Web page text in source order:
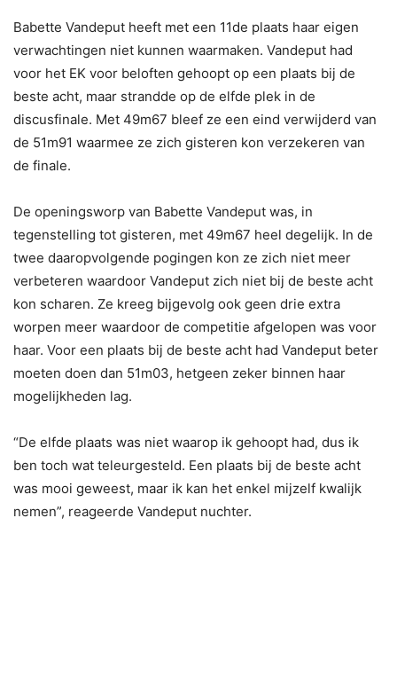
Babette Vandeput heeft met een 11de plaats haar eigen
verwachtingen niet kunnen waarmaken. Vandeput had
voor het EK voor beloften gehoopt op een plaats bij de
beste acht, maar strandde op de elfde plek in de
discusfinale. Met 49m67 bleef ze een eind verwijderd van
de 51m91 waarmee ze zich gisteren kon verzekeren van
de finale.
De openingsworp van Babette Vandeput was, in
tegenstelling tot gisteren, met 49m67 heel degelijk. In de
twee daaropvolgende pogingen kon ze zich niet meer
verbeteren waardoor Vandeput zich niet bij de beste acht
kon scharen. Ze kreeg bijgevolg ook geen drie extra
worpen meer waardoor de competitie afgelopen was voor
haar. Voor een plaats bij de beste acht had Vandeput beter
moeten doen dan 51m03, hetgeen zeker binnen haar
mogelijkheden lag.
“De elfde plaats was niet waarop ik gehoopt had, dus ik
ben toch wat teleurgesteld. Een plaats bij de beste acht
was mooi geweest, maar ik kan het enkel mijzelf kwalijk
nemen”, reageerde Vandeput nuchter.